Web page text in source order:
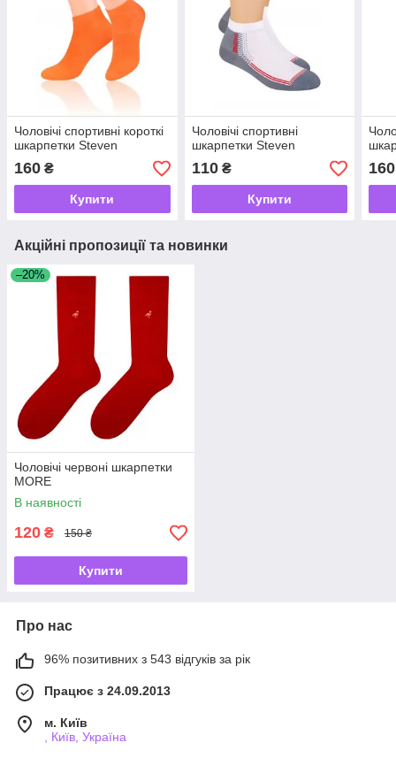
Чоловічі спортивні короткі
шкарпетки Steven
160 ₴
Купити
Чоловічі спортивні
шкарпетки Steven
110₴
Купити
160
Акційні пропозиції та новинки
–20%
Чоловічі червоні шкарпетки
MORE
В наявності
120 ₴ 150 ₴
Купити
Про нас
96% позитивних з 543 відгуків за рік
Працює з 24.09.2013
м. Київ
, Київ, Україна